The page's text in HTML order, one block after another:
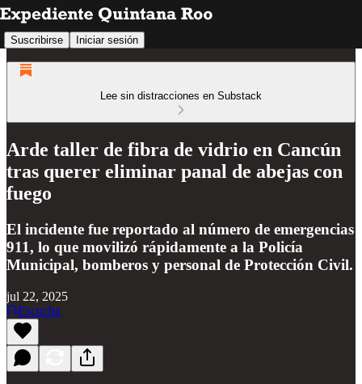
Suscribirse Iniciar sesión
Lee sin distracciones en Substack
Arde taller de fibra de vidrio en Cancún
tras querer eliminar panal de abejas con
fuego
El incidente fue reportado al número de emergencias
911, lo que movilizó rápidamente a la Policía
Municipal, bomberos y personal de Protección Civil.
jul 22, 2025
Escucha